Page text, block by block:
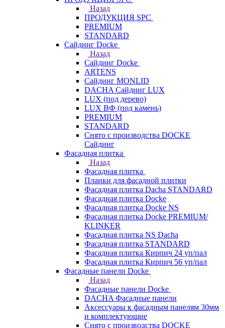
Назад
ПРОДУКЦИЯ SPC
PREMIUM
STANDARD
Сайдинг Docke
Назад
Сайдинг Docke
ARTENS
Cайдинг MONLID
DACHA Сайдинг LUX
LUX (под дерево)
LUX ВФ (под камень)
PREMIUM
STANDARD
Снято с производства DOCKE
Сайдинг
Фасадная плитка
Назад
Фасадная плитка
Планки для фасадной плитки
Фасадная плитка Dacha STANDARD
Фасадная плитка Docke
Фасадная плитка Docke NS
Фасадная плитка Docke PREMIUM/
KLINKER
Фасадная плитка NS Dacha
Фасадная плитка STANDARD
Фасадная плитка Кирпич 24 уп/пал
Фасадная плитка Кирпич 56 уп/пал
Фасадные панели Docke
Назад
Фасадные панели Docke
DACHA Фасадные панели
Аксессуары к фасадным панелям 30мм
и комплектующие
Снято с производства DOCKE